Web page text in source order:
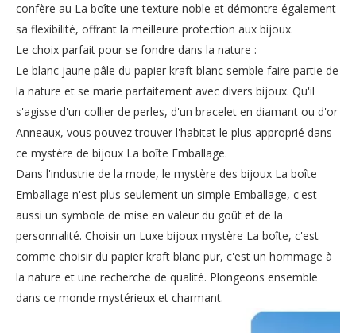
confère au La boîte une texture noble et démontre également
sa flexibilité, offrant la meilleure protection aux bijoux.
Le choix parfait pour se fondre dans la nature :
Le blanc jaune pâle du papier kraft blanc semble faire partie de
la nature et se marie parfaitement avec divers bijoux. Qu'il
s'agisse d'un collier de perles, d'un bracelet en diamant ou d'or
Anneaux, vous pouvez trouver l'habitat le plus approprié dans
ce mystère de bijoux La boîte Emballage.
Dans l'industrie de la mode, le mystère des bijoux La boîte
Emballage n'est plus seulement un simple Emballage, c'est
aussi un symbole de mise en valeur du goût et de la
personnalité. Choisir un Luxe bijoux mystère La boîte, c'est
comme choisir du papier kraft blanc pur, c'est un hommage à
la nature et une recherche de qualité. Plongeons ensemble
dans ce monde mystérieux et charmant.